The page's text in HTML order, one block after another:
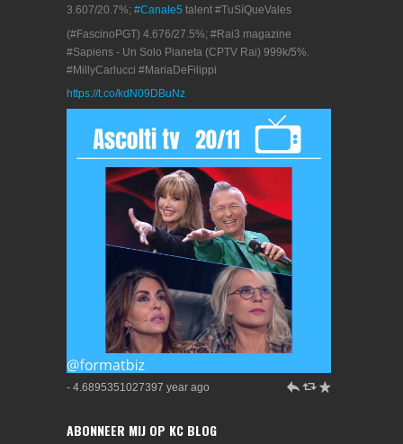
3.607/20.7%; #Canale5 talent #TuSíQueVales
(#FascinoPGT) 4.676/27.5%; #Rai3 magazine
#Sapiens - Un Solo Pianeta (CPTV Rai) 999k/5%.
#MillyCarlucci #MariaDeFilippi
https://t.co/kdN09DBuNz
- 4.6895351027397 year ago h J R
ABONNEER MIJ OP KC BLOG